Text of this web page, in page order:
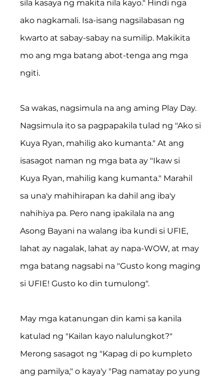
sila kasaya ng makita nila kayo." Hindi nga
ako nagkamali. Isa-isang nagsilabasan ng
kwarto at sabay-sabay na sumilip. Makikita
mo ang mga batang abot-tenga ang mga
ngiti.
Sa wakas, nagsimula na ang aming Play Day.
Nagsimula ito sa pagpapakila tulad ng "Ako si
Kuya Ryan, mahilig ako kumanta." At ang
isasagot naman ng mga bata ay "Ikaw si
Kuya Ryan, mahilig kang kumanta." Marahil
sa una'y mahihirapan ka dahil ang iba'y
nahihiya pa. Pero nang ipakilala na ang
Asong Bayani na walang iba kundi si UFIE,
lahat ay nagalak, lahat ay napa-WOW, at may
mga batang nagsabi na "Gusto kong maging
si UFIE! Gusto ko din tumulong".
May mga katanungan din kami sa kanila
katulad ng "Kailan kayo nalulungkot?"
Merong sasagot ng "Kapag di po kumpleto
ang pamilya," o kaya'y "Pag namatay po yung